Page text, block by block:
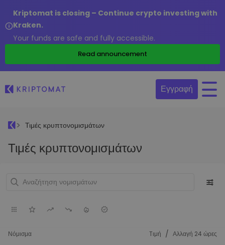
Kriptomat is closing – Continue crypto investing with
Kraken.
Your funds are safe and fully accessible.
Read announcement
Εγγραφή
Τιμές κρυπτονομισμάτων
Τιμές κρυπτονομισμάτων
Νόμισμα Tιμή / Αλλαγή 24 ώρες